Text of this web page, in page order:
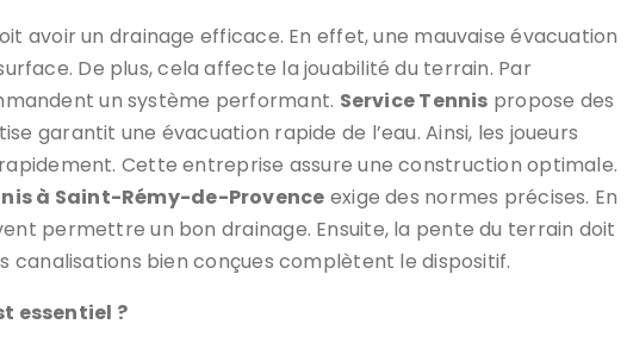
avoir un drainage efficace. En effet, une mauvaise évacuation
De plus, cela affecte la jouabilité du terrain. Par
un système performant. Service Tennis propose des
garantit une évacuation rapide de l’eau. Ainsi, les joueurs
Cette entreprise assure une construction optimale.
à Saint-Rémy-de-Provence exige des normes précises. En
permettre un bon drainage. Ensuite, la pente du terrain doit
canalisations bien conçues complètent le dispositif.
essentiel ?